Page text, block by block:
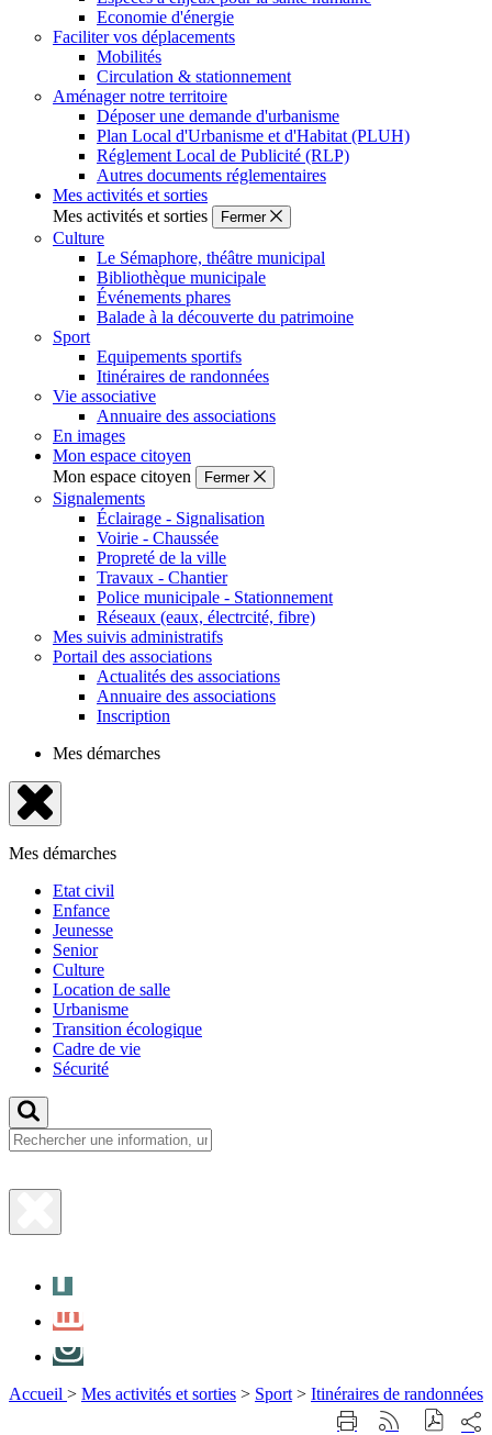
Economie d'énergie
Faciliter vos déplacements
Mobilités
Circulation & stationnement
Aménager notre territoire
Déposer une demande d'urbanisme
Plan Local d'Urbanisme et d'Habitat (PLUH)
Réglement Local de Publicité (RLP)
Autres documents réglementaires
Mes activités et sorties
Mes activités et sorties
Fermer
Culture
Le Sémaphore, théâtre municipal
Bibliothèque municipale
Événements phares
Balade à la découverte du patrimoine
Sport
Equipements sportifs
Itinéraires de randonnées
Vie associative
Annuaire des associations
En images
Mon espace citoyen
Mon espace citoyen
Fermer
Signalements
Éclairage - Signalisation
Voirie - Chaussée
Propreté de la ville
Travaux - Chantier
Police municipale - Stationnement
Réseaux (eaux, électrcité, fibre)
Mes suivis administratifs
Portail des associations
Actualités des associations
Annuaire des associations
Inscription
Mes démarches
Fermer
le
menu
Mes démarches
Etat civil
Enfance
Jeunesse
Senior
Culture
Location de salle
Urbanisme
Transition écologique
Cadre de vie
Sécurité
Fermer
Accueil > Mes activités et sorties > Sport > Itinéraires de randonnées
ImprimerGénérer